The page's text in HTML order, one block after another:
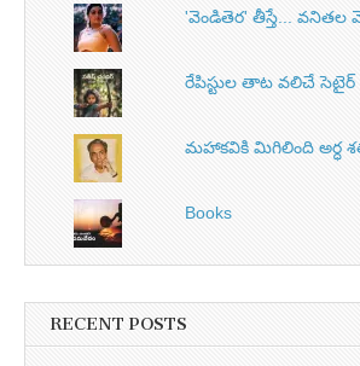
'వెండితెర' తీస్తే...
రేపిస్టుల తాట వలిచే
మహాకవికి మిగిలింది అర్ధ
Books
RECENT POSTS